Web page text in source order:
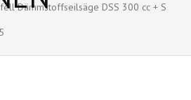
Dämmstoffseilsäge DSS 300 cc + S